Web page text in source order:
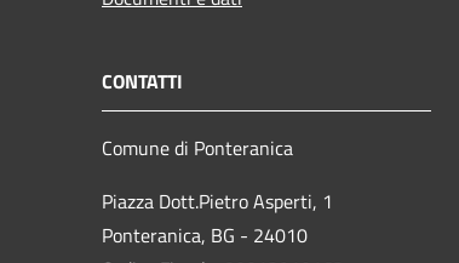
CONTATTI
Comune di Ponteranica
Piazza Dott.Pietro Asperti, 1
Ponteranica, BG - 24010